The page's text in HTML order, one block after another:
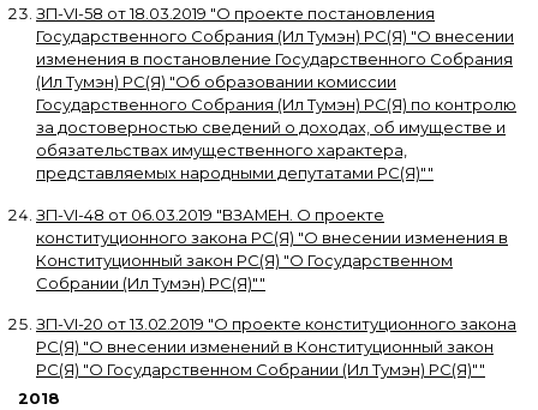
ЗП-VI-58 от18.03.2019 "О проекте постановления
Государственного Собрания (Ил Тумэн) РС(Я) "О внесении
изменения в постановление Государственного Собрания
(Ил Тумэн) РС(Я) "Об образовании комиссии
Государственного Собрания (Ил Тумэн) РС(Я) по контролю
за достоверностью сведений о доходах, об имуществе и
обязательствах имущественного характера,
представляемых народными депутатами РС(Я)""
ЗП-VI-48 от 06.03.2019 "ВЗАМЕН. О проекте
конституционного закона РС(Я) "О внесении изменения в
Конституционный закон РС(Я) "О Государственном
Собрании (Ил Тумэн) РС(Я)""
ЗП-VI-20 от13.02.2019 "О проекте конституционного закона
РС(Я) "О внесении изменений в Конституционный закон
РС(Я) "О Государственном Собрании (Ил Тумэн) РС(Я)""
2018